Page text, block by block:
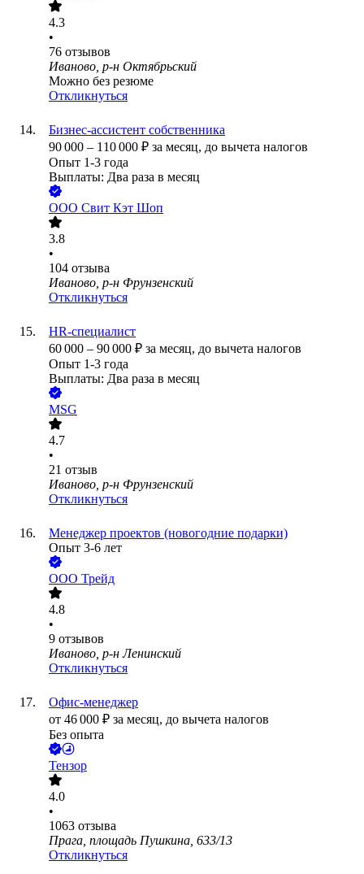
4.3
•
76 отзывов
Иваново, р-н Октябрьский
Можно без резюме
Откликнуться
Бизнес-ассистент собственника
90 000 – 110 000 ₽ за месяц, до вычета налогов
Опыт 1-3 года
Выплаты: Два раза в месяц
ООО Свит Кэт Шоп
3.8
•
104 отзыва
Иваново, р-н Фрунзенский
Откликнуться
HR-специалист
60 000 – 90 000 ₽ за месяц, до вычета налогов
Опыт 1-3 года
Выплаты: Два раза в месяц
MSG
4.7
•
21 отзыв
Иваново, р-н Фрунзенский
Откликнуться
Менеджер проектов (новогодние подарки)
Опыт 3-6 лет
ООО Трейд
4.8
•
9 отзывов
Иваново, р-н Ленинский
Откликнуться
Офис-менеджер
от 46 000 ₽ за месяц, до вычета налогов
Без опыта
Тензор
4.0
•
1063 отзыва
Прага, площадь Пушкина, 633/13
Откликнуться